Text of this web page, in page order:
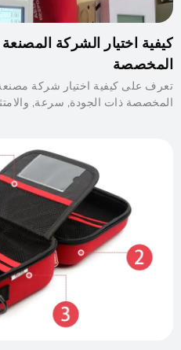
كيفية اختيار الشركة المصنعة
المخصصة
المخصصة ذات الجودة, سرعة,